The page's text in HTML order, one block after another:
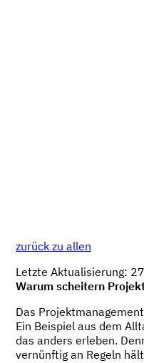
zurück zu allen
Letzte Aktualisierung:
Warum scheitern
Das
Ein Beispiel aus dem
das anders erleben.
vernünftig an Regeln